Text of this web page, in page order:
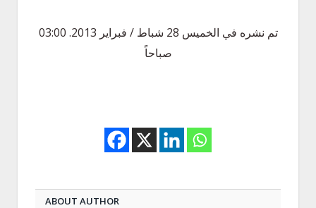
تم نشره في الخميس 28 شباط / فبراير 2013. 03:00
صباحاً
ABOUT AUTHOR